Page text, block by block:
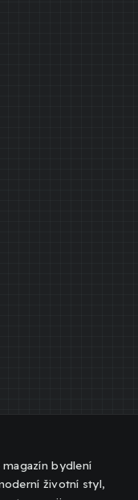
bydlení
životní styl,